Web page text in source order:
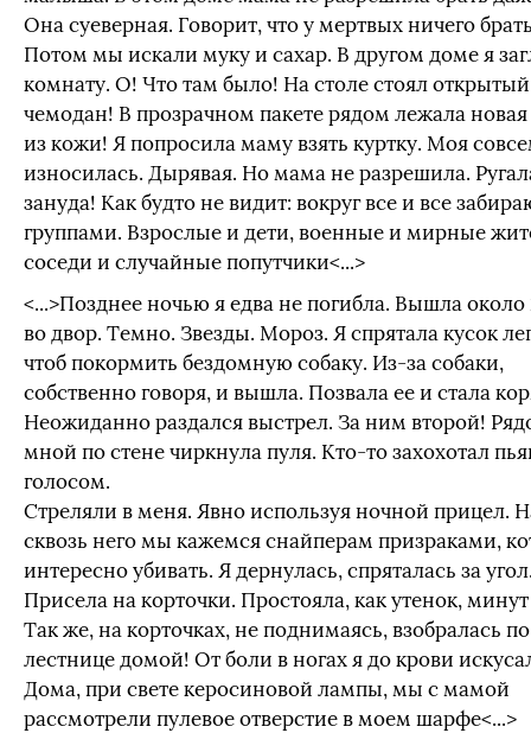
Она суеверная. Говорит, что у мертвых ничего
Потом мы искали муку и сахар. В другом доме я
комнату. О! Что там было! На столе стоял открытый
чемодан! В прозрачном пакете рядом лежала новая
из кожи! Я попросила маму взять куртку. Моя
износилась. Дырявая. Но мама не разрешила.
зануда! Как будто не видит: вокруг все и все
группами. Взрослые и дети, военные и мирные
соседи и случайные попутчики<...>
<...>Позднее ночью я едва не погибла. Вышла около
во двор. Темно. Звезды. Мороз. Я спрятала кусок
чтоб покормить бездомную собаку. Из-за собаки,
собственно говоря, и вышла. Позвала ее и стала
Неожиданно раздался выстрел. За ним второй!
мной по стене чиркнула пуля. Кто-то захохотал
голосом.
Стреляли в меня. Явно используя ночной прицел.
сквозь него мы кажемся снайперам призраками,
интересно убивать. Я дернулась, спряталась за
Присела на корточки. Простояла, как утенок, минут
Так же, на корточках, не поднимаясь, взобралась по
лестнице домой! От боли в ногах я до крови
Дома, при свете керосиновой лампы, мы с мамой
рассмотрели пулевое отверстие в моем шарфе<...>